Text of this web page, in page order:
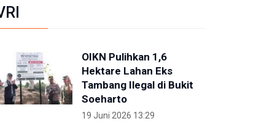
OIKN Pulihkan 1,6
Hektare Lahan Eks
Tambang Ilegal di Bukit
Soeharto
19 Juni 2026 13:29